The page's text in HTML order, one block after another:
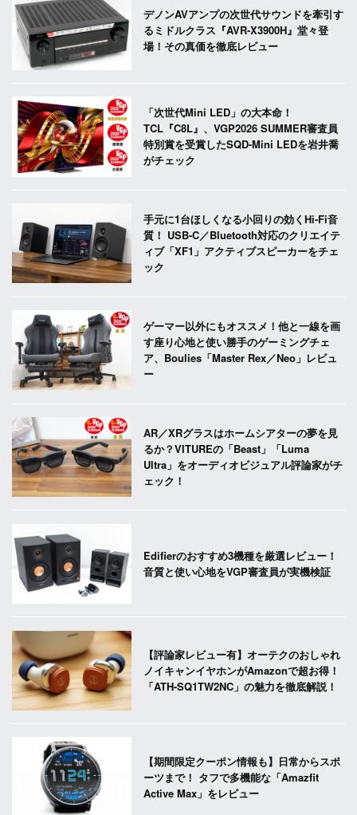
デノンAVアンプの次世代サウンドを牽引す
るミドルクラス『AVR-X3900H』堂々登
場！その真価を徹底レビュー
「次世代Mini LED」の大本命！
TCL『C8L』、VGP2026 SUMMER審査員
特別賞を受賞したSQD-Mini LEDを岩井喬
がチェック
手元に1台ほしくなる小回りの効くHi-Fi音
質！ USB-C／Bluetooth対応のクリエイテ
ィブ「XF1」アクティブスピーカーをチェ
ック
ゲーマー以外にもオススメ！他と一線を画
す座り心地と使い勝手のゲーミングチェ
ア、Boulies「Master Rex／Neo」レビュ
ー
AR／XRグラスはホームシアターの夢を見
るか？VITUREの「Beast」「Luma
Ultra」をオーディオビジュアル評論家がチ
ェック！
Edifierのおすすめ3機種を厳選レビュー！
音質と使い心地をVGP審査員が実機検証
【評論家レビュー有】オーテクのおしゃれ
ノイキャンイヤホンがAmazonで超お得！
「ATH-SQ1TW2NC」の魅力を徹底解説！
【期間限定クーポン情報も】日常からスポ
ーツまで！ タフで多機能な「Amazfit
Active Max」をレビュー